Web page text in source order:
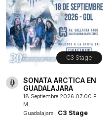
C3 Stage
SONATA ARCTICA EN
GUADALAJARA
18 Septiembre 2026 07:00 P.
M.
Guadalajara
C3 Stage